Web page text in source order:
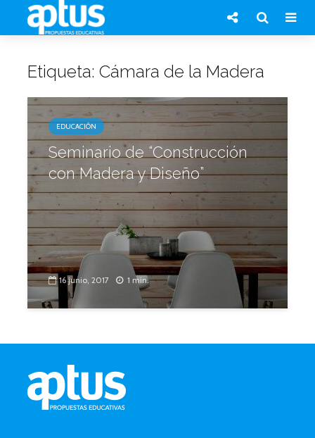
Etiqueta: Cámara de la Madera
EDUCACIÓN
Seminario de “Construcción
con Madera y Diseño”
16 junio, 2017 1 min.